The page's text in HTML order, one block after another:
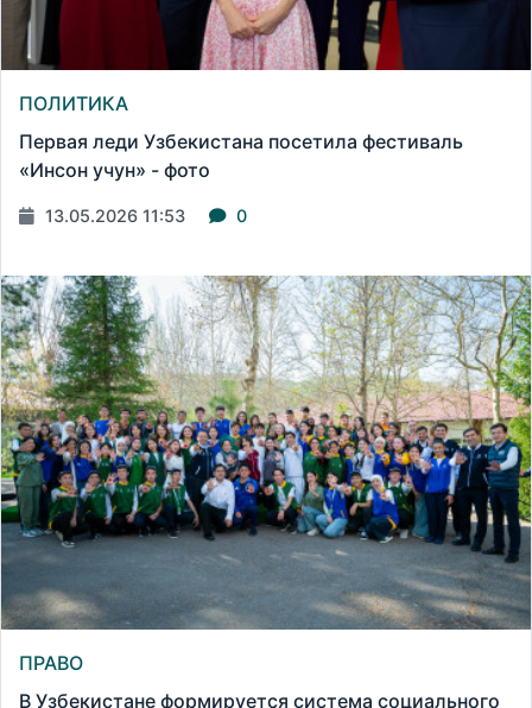
ПОЛИТИКА
Первая леди Узбекистана посетила фестиваль
«Инсон учун» - фото
13.05.2026 11:53 0
ПРАВО
В Узбекистане формируется система социального